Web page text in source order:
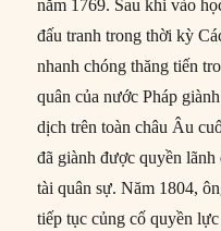
năm 1769. Sau khi vào
đấu tranh trong thời kỳ
nhanh chóng thăng tiến
quân của nước Pháp
dịch trên toàn châu Âu
đã giành được quyền
tài quân sự. Năm 1804,
tiếp tục củng cố quyền